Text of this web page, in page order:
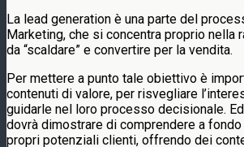
La lead generation è una parte del
Marketing, che si concentra proprio nella
da “scaldare” e convertire per la vendita.
Per mettere a punto tale obiettivo è
contenuti di valore, per risvegliare
guidarle nel loro processo decisionale.
dovrà dimostrare di comprendere a
propri potenziali clienti, offrendo dei